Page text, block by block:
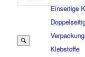
Einseitige
Klebstoffe